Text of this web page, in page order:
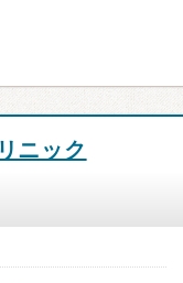
ニック